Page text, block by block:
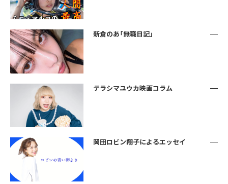
新倉のあ「無職日記」
テラシマユウカ映画コラム
岡田ロビン翔子によるエッセイ